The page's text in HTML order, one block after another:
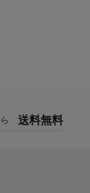
送料無料